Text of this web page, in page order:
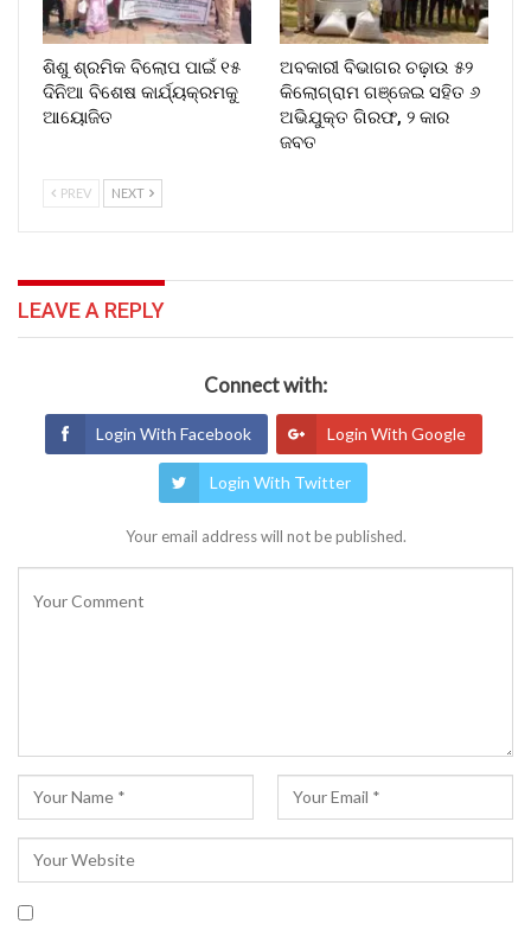
ଶିଶୁ ଶ୍ରମିକ ବିଲୋପ ପାଇଁ ୧୫
ଦିନିଆ ବିଶେଷ କାର୍ଯ୍ୟକ୍ରମକୁ
ଆୟୋଜିତ
ଅବକାରୀ ବିଭାଗର ଚଢ଼ାଉ ୫୨
କିଲୋଗ୍ରାମ ଗଞ୍ଜେଇ ସହିତ ୬
ଅଭିଯୁକ୍ତ ଗିରଫ, ୨ କାର
ଜବତ
PREV NEXT
LEAVE A REPLY
Connect with:
Login With Facebook Login With Google
Login With Twitter
Your email address will not be published.